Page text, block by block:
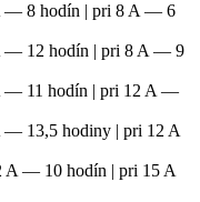
— 8 hodín | pri 8 A — 6
— 12 hodín | pri 8 A — 9
— 11 hodín | pri 12 A —
13,5 hodiny | pri 12 A
A — 10 hodín | pri 15 A